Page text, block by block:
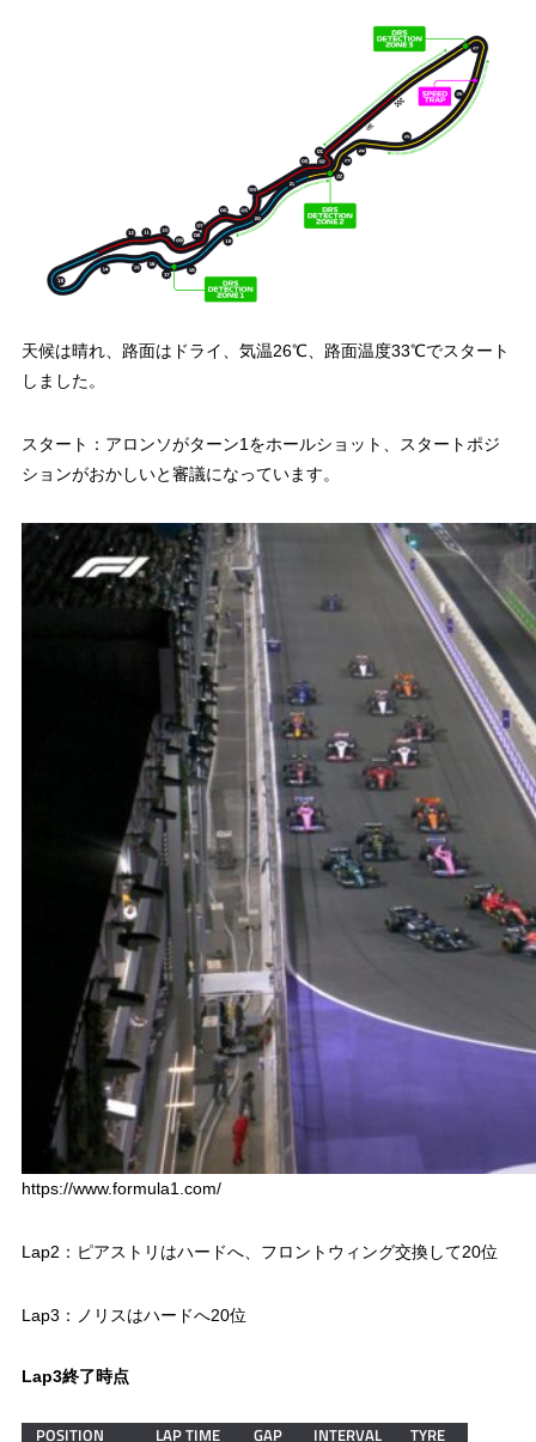
天候は晴れ、路面はドライ、気温26℃、路面温度33℃でスタート
しました。
スタート：アロンソがターン1をホールショット、スタートポジ
ションがおかしいと審議になっています。
https://www.formula1.com/
Lap2：ピアストリはハードへ、フロントウィング交換して20位
Lap3：ノリスはハードへ20位
Lap3終了時点